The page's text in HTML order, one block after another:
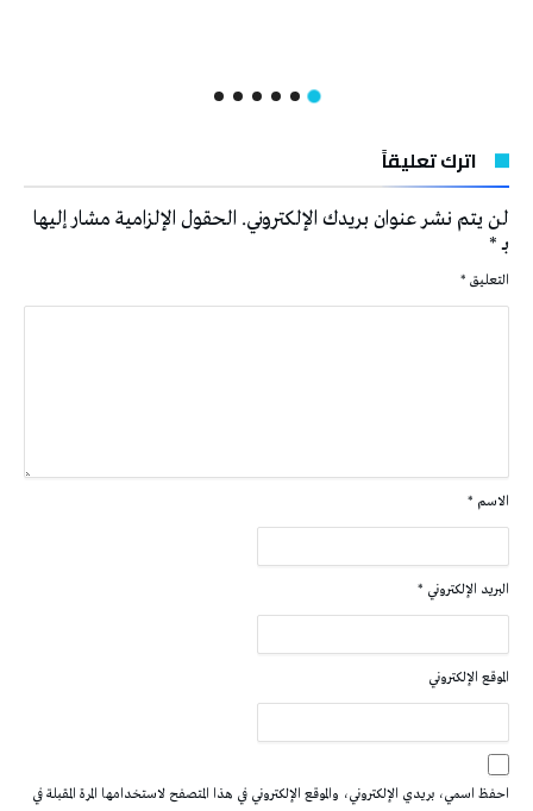
اترك تعليقاً
لن يتم نشر عنوان بريدك الإلكتروني. الحقول الإلزامية مشار إليها
بـ*
التعليق *
الاسم *
البريد الإلكتروني *
الموقع الإلكتروني
احفظ اسمي، بريدي الإلكتروني، والموقع الإلكتروني في هذا المتصفح لاستخدامها المرة المقبلة في